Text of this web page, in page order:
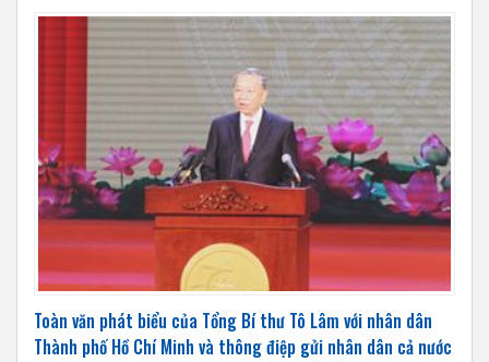
Toàn văn phát biểu của Tổng Bí thư Tô Lâm với nhân dân
Thành phố Hồ Chí Minh và thông điệp gửi nhân dân cả nước